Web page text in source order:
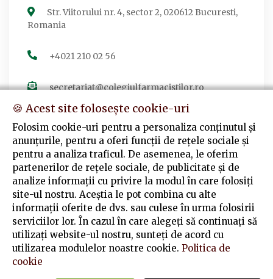
Str. Viitorului nr. 4, sector 2, 020612 Bucuresti,
Romania
+4021 210 02 56
secretariat@colegiulfarmacistilor.ro
Urmărește-ne
Facebook
Colegiul Farmaciștilor din România
🍪 Acest site folosește cookie-uri
Folosim cookie-uri pentru a personaliza conținutul și
anunțurile, pentru a oferi funcții de rețele sociale și
pentru a analiza traficul. De asemenea, le oferim
partenerilor de rețele sociale, de publicitate și de
analize informații cu privire la modul în care folosiți
site-ul nostru. Aceștia le pot combina cu alte
informații oferite de dvs. sau culese în urma folosirii
serviciilor lor. În cazul în care alegeți să continuați să
utilizați website-ul nostru, sunteți de acord cu
utilizarea modulelor noastre cookie. Politica de
cookie